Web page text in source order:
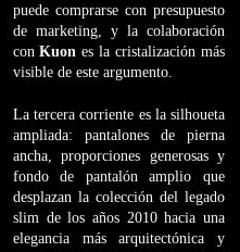
puede comprarse con presupuesto
de marketing, y la colaboración
con Kuon es la cristalización más
visible de este argumento.
La tercera corriente es la silhoueta
ampliada: pantalones de pierna
ancha, proporciones generosas y
fondo de pantalón amplio que
desplazan la colección del legado
slim de los años 2010 hacia una
elegancia más arquitectónica y